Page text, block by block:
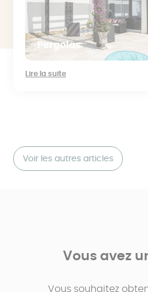
Pergolas
Lire la suite
Voir les autres articles
Vous avez
Vous souhaitez